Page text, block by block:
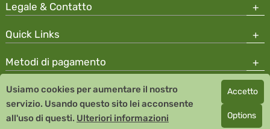
Legale & Contatto
Quick Links
Metodi di pagamento
Copyright © 2026 Team Santé Salvator Apotheke
Remedia Homeopathy GmbH GMP certified pharmaceutical
manufacturer
Usiamo cookies per aumentare il nostro
servizio. Usando questo sito lei acconsente
all'uso di questi. Ulteriori informazioni
Accetto
Options